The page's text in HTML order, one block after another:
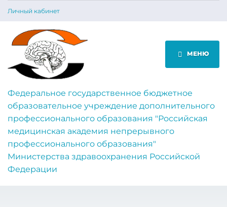
Личный кабинет
МЕНЮ
Федеральное государственное бюджетное
образовательное учреждение дополнительного
профессионального образования "Российская
медицинская академия непрерывного
профессионального образования"
Министерства здравоохранения Российской
Федерации